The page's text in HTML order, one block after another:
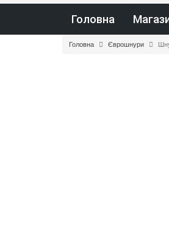
Головна
Головна Єврошнури